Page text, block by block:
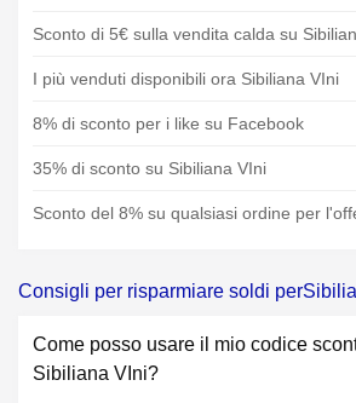
Sconto di 5€ sulla vendita calda su
I più venduti disponibili ora Sibiliana VIni
8% di sconto per i like su Facebook
35% di sconto su Sibiliana VIni
Sconto del 8% su qualsiasi ordine per
Consigli per risparmiare soldi
Come posso usare il mio codice
Sibiliana VIni?